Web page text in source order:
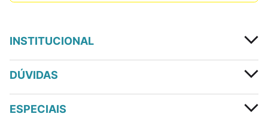
INSTITUCIONAL
DÚVIDAS
ESPECIAIS